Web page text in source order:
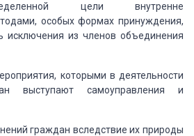
цели внутренне
особых формах принуждения,
исключения из членов объединения
которыми в деятельности
выступают самоуправления и
граждан вследствие их природы